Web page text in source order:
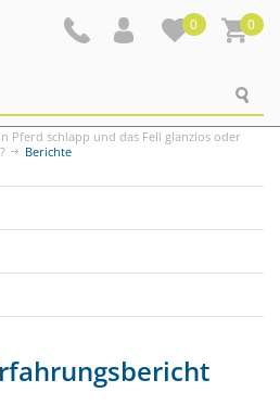
0 0
Pferd schlapp und das Fell glanzlos oder
Berichte